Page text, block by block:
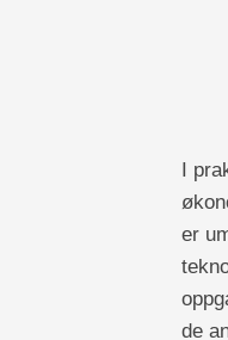
I
er
de